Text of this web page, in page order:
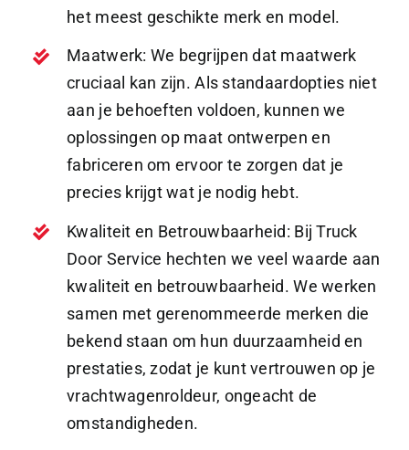
het meest geschikte merk en model.
Maatwerk: We begrijpen dat maatwerk
cruciaal kan zijn. Als standaardopties niet
aan je behoeften voldoen, kunnen we
oplossingen op maat ontwerpen en
fabriceren om ervoor te zorgen dat je
precies krijgt wat je nodig hebt.
Kwaliteit en Betrouwbaarheid: Bij Truck
Door Service hechten we veel waarde aan
kwaliteit en betrouwbaarheid. We werken
samen met gerenommeerde merken die
bekend staan om hun duurzaamheid en
prestaties, zodat je kunt vertrouwen op je
vrachtwagenroldeur, ongeacht de
omstandigheden.